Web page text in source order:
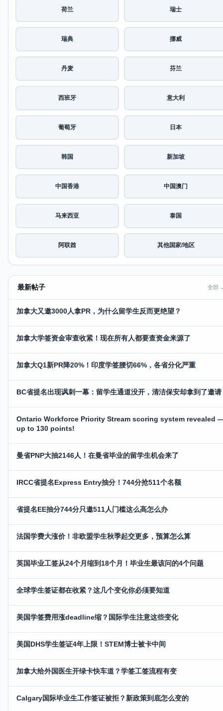
荷兰 瑞士
瑞典 挪威
丹麦 芬兰
西班牙 意大利
葡萄牙 日本
韩国 新加坡
中国香港 中国澳门
马来西亚 泰国
阿联酋 其他国家/地区
最新帖子 全部
加拿大又邀3000人拿PR，为什么留学生反而更绝望？
加拿大学签资金审查收紧！现在所有人都要查资金来源了
加拿大Q1新PR降20%！印度学签腰切66%，各省分化严重
BC省提名出现讽刺一幕：留学生通道没开，清洁保安却拿到了邀请
Ontario Workforce Priority Stream scoring system revealed
up to 130 points!
曼省PNP大抽2146人！在曼省毕业的留学生机会来了
IRCC省提名Express Entry抽分！744分抢511个名额
省提名EE抽分744分只邀511人门槛这么高怎么办
法国学费大涨价！非欧盟学生秋季起交更多，预算怎么算
英国毕业工签从24个月缩到18个月！毕业生最该问的4个问题
全球学生签证都在收紧？这几个变化你必须要知道
美国学签费用涨deadline缩？国际学生注意这些变化
美国DHS学生签证4年上限！STEM博士被卡中间
加拿大给外国医生开绿卡快车道？学签工签流程有变
Calgary国际毕业生工作签证被拒？新政策到底怎么变的